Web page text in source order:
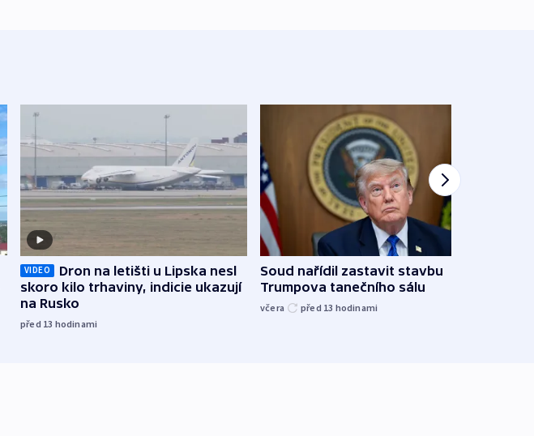
VIDEO
Dron na letišti u Lipska nesl
skoro kilo trhaviny, indicie ukazují
na Rusko
před 13 hodinami
Soud nařídil zastavit stavbu
Trumpova tanečního sálu
včera před 13 hodinami